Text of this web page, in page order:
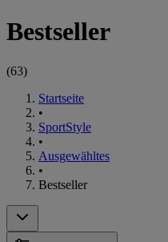
Bestseller
(63)
Startseite
•
SportStyle
•
Ausgewähltes
•
Bestseller